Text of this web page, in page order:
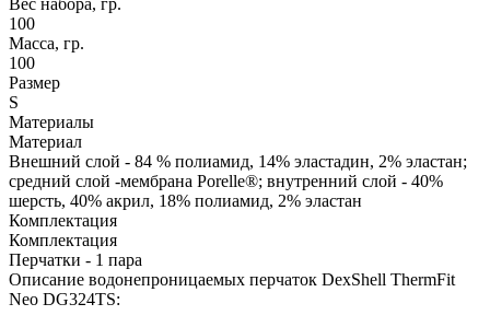
100
Масса, гр.
100
Размер
S
Материалы
Материал
Внешний слой - 84 % полиамид, 14% эластадин, 2% эластан;
средний слой -мембрана Porelle®; внутренний слой - 40%
шерсть, 40% акрил, 18% полиамид, 2% эластан
Комплектация
Комплектация
Перчатки - 1 пара
Описание водонепроницаемых перчаток DexShell ThermFit
Neo DG324TS: